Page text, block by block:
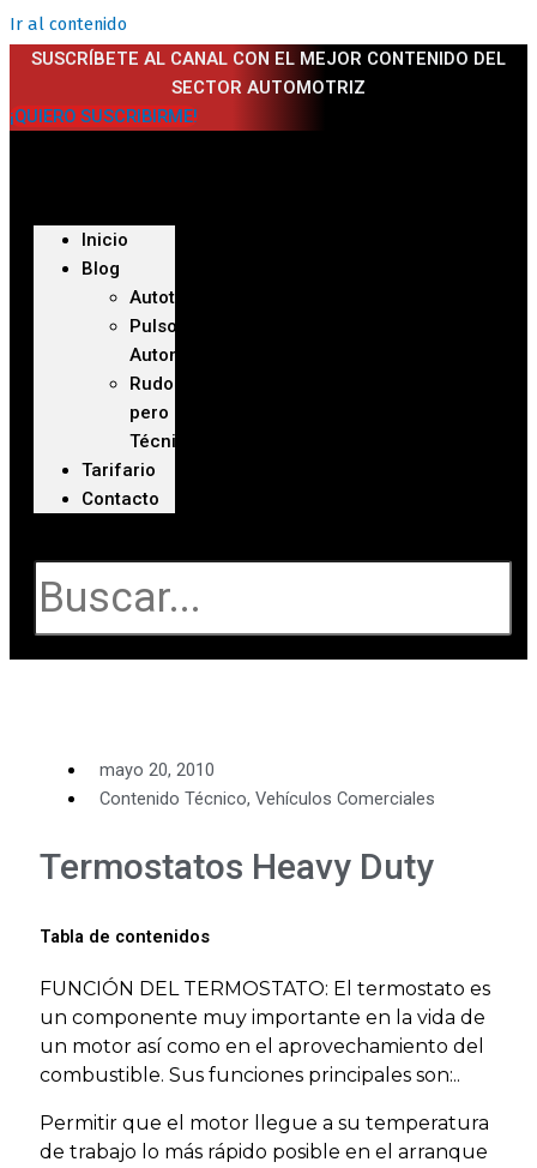
Ir al contenido
SUSCRÍBETE AL CANAL CON EL MEJOR CONTENIDO DEL
SECTOR AUTOMOTRIZ
¡QUIERO SUSCRIBIRME!
Inicio
Blog
Autoteca
Pulso
Automotriz
Rudo
pero
Técnico
Tarifario
Contacto
mayo 20, 2010
Contenido Técnico, Vehículos Comerciales
Termostatos Heavy Duty
Tabla de contenidos
FUNCIÓN DEL TERMOSTATO: El termostato es
un componente muy importante en la vida de
un motor así como en el aprovechamiento del
combustible. Sus funciones principales son:..
Permitir que el motor llegue a su temperatura
de trabajo lo más rápido posible en el arranque